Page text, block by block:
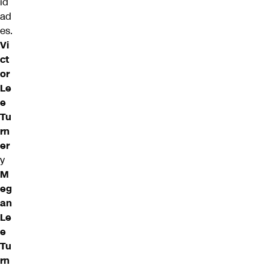
ad
es.
Vi
ct
or
Le
e
Tu
rn
er
y
M
eg
an
Le
e
Tu
rn